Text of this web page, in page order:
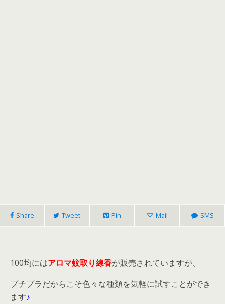
Share Tweet Pin Mail SMS
100均にはアロマ蚊取り線香が販売されていますが、
プチプラだからこそ色々な種類を気軽に試すことができ
ます♪